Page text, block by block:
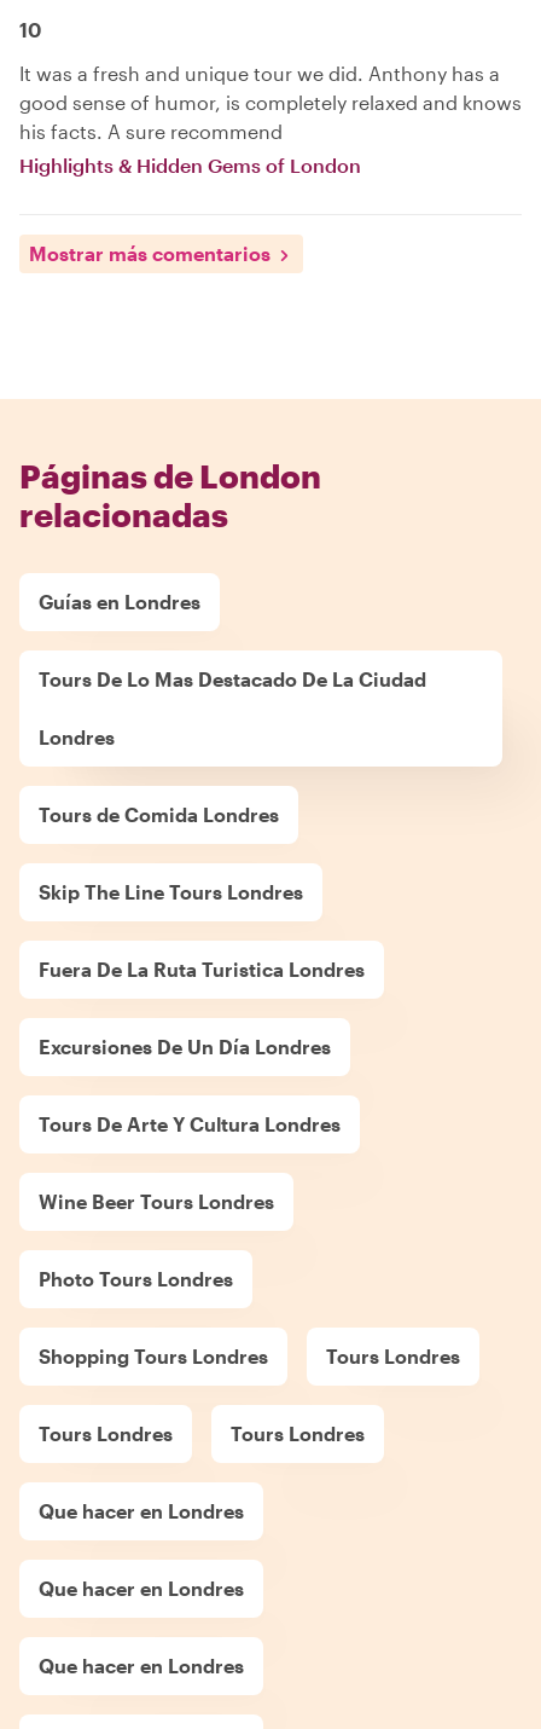
10
It was a fresh and unique tour we did. Anthony has a
good sense of humor, is completely relaxed and knows
his facts. A sure recommend
Highlights & Hidden Gems of London
Mostrar más comentarios
Páginas de London
relacionadas
Guías en Londres
Tours De Lo Mas Destacado De La Ciudad
Londres
Tours de Comida Londres
Skip The Line Tours Londres
Fuera De La Ruta Turistica Londres
Excursiones De Un Día Londres
Tours De Arte Y Cultura Londres
Wine Beer Tours Londres
Photo Tours Londres
Shopping Tours Londres Tours Londres
Tours Londres Tours Londres
Que hacer en Londres
Que hacer en Londres
Que hacer en Londres